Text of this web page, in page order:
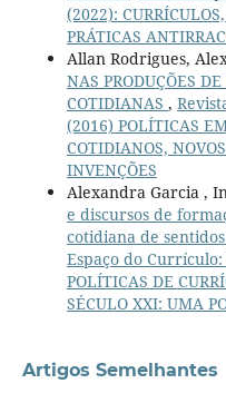
(2022):
PRÁTICAS
Allan Rodrigues,
NAS PRODUÇÕES
COTIDIANAS ,
(2016) POLÍTICAS
COTIDIANOS,
INVENÇÕES
Alexandra Garcia ,
e discursos de
cotidiana de
Espaço do Currículo:
POLÍTICAS DE
SÉCULO XXI: UMA
Artigos Semelhantes